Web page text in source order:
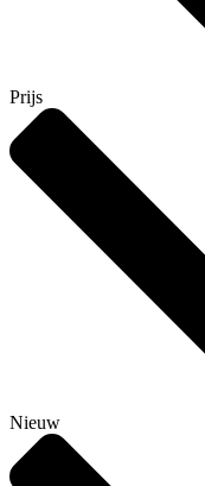
Prijs
Nieuw